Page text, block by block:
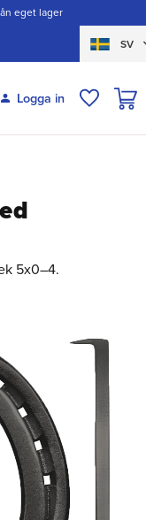
eget lager
SV
Logga in
5x0–4.